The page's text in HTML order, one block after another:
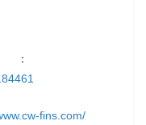
） ：
fins.com/